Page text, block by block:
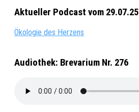
Aktueller Podcast vom 29.07.25
Ökologie des Herzens
Audiothek: Brevarium Nr. 276